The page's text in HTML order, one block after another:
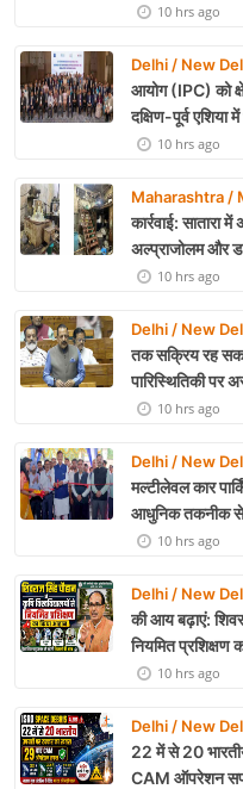
10 hrs ago
Delhi / New
आयोग (IPC) को
दक्षिण-पूर्व एशिया
10 hrs ago
Maharashtra /
कार्रवाई: सातारा
अल्प्राजोलम और
10 hrs ago
Delhi / New
तक सक्रिय रह
पारिस्थितिकी पर
10 hrs ago
Delhi / New
मल्टीलेवल कार
आधुनिक तकनीक से
10 hrs ago
Delhi / New
की आय बढ़ाएं:
नियमित प्रशिक्षण
10 hrs ago
Delhi / New
22 में से 20
CAM ऑपरेशन